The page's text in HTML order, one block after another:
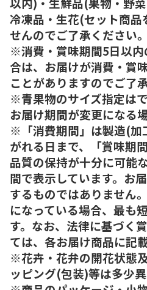
冷凍品・生花(セット商品
せんのでご了承ください。
※消費・賞味期間5日以
合は、お届けが消費・賞
ことがありますのでご了
※青果物のサイズ指定は
お届け期間が変更になる
※「消費期間」は製造(加
がれる日まで、「賞味期
品質の保持が十分に可能
間で表示しています。お
するものではありません
になっている場合、最も
す。なお、法律に基づく
ては、各お届け商品に記
※花卉・花弁の開花状態
ッピング(包装)等は多少